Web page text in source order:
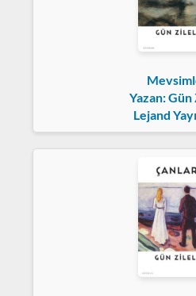
Yazan: Gün
Lejand